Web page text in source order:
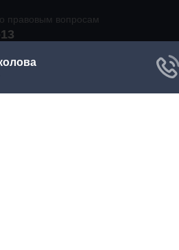
государственных